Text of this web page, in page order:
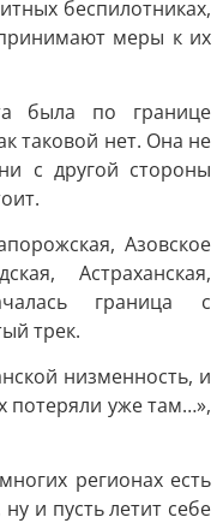
беспилотниках,
меры к их
была по границе
таковой нет. Она не
с другой стороны
Азовское
Астраханская,
граница с
трек.
низменность, и
потеряли уже там…»,
регионах есть
и пусть летит себе